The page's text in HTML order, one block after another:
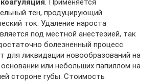
. Применяется
тен, продуцирующий
ток. Удаление нароста
под местной анестезией, так
болезненный процесс.
для ликвидации новообразований на
или небольших папиллом на
стороне губы. Стоимость